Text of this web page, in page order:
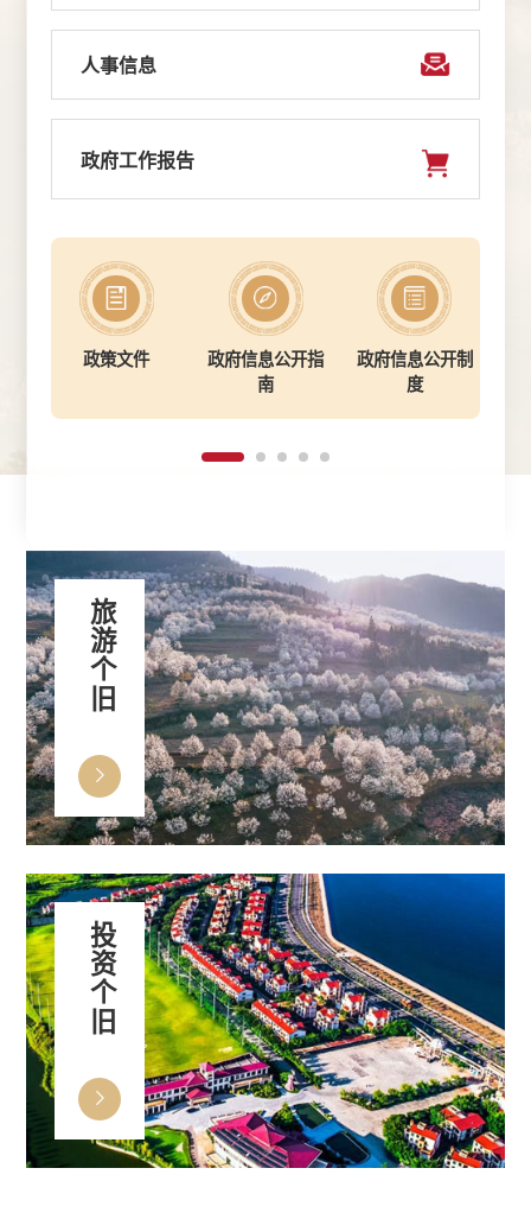
人事信息
政府工作报告
政策文件
政府信息公开指
南
政府信息公开制
度
旅游个旧
投资个旧